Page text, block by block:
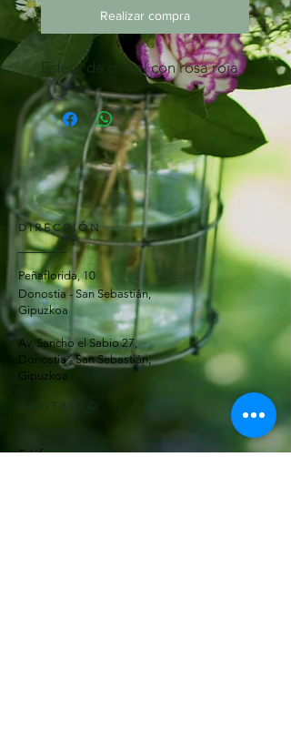
Realizar compra
Esfera de cristal con rosa roja
DIRECCIÓN
Peñaflorida, 10
Donostia - San Sebastián,
Gipuzkoa
Av. Sancho el Sabio 27,
Donostia - San Sebastián,
Gipuzkoa
CONTACTO
Teléfonos: